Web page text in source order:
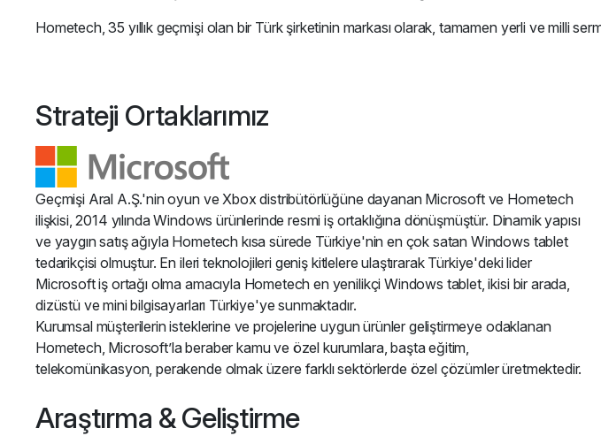
Hometech, 35 yıllık geçmişi olan bir Türk şirketinin markası olarak, tamamen yerli ve milli
Strateji Ortaklarımız
Geçmişi Aral A.Ş.'nin oyun ve Xbox distribütörlüğüne dayanan Microsoft ve Hometech
ilişkisi, 2014 yılında Windows ürünlerinde resmi iş ortaklığına dönüşmüştür. Dinamik yapısı
ve yaygın satış ağıyla Hometech kısa sürede Türkiye'nin en çok satan Windows tablet
tedarikçisi olmuştur. En ileri teknolojileri geniş kitlelere ulaştırarak Türkiye'deki lider
Microsoft iş ortağı olma amacıyla Hometech en yenilikçi Windows tablet, ikisi bir arada,
dizüstü ve mini bilgisayarları Türkiye'ye sunmaktadır.
Kurumsal müşterilerin isteklerine ve projelerine uygun ürünler geliştirmeye odaklanan
Hometech, Microsoft’la beraber kamu ve özel kurumlara, başta eğitim,
telekomünikasyon, perakende olmak üzere farklı sektörlerde özel çözümler üretmektedir.
Araştırma & Geliştirme